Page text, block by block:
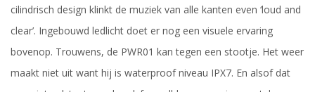
cilindrisch design klinkt de muziek van alle kanten even ‘loud and
clear’. Ingebouwd ledlicht doet er nog een visuele ervaring
bovenop. Trouwens, de PWR01 kan tegen een stootje. Het weer
maakt niet uit want hij is waterproof niveau IPX7. En alsof dat